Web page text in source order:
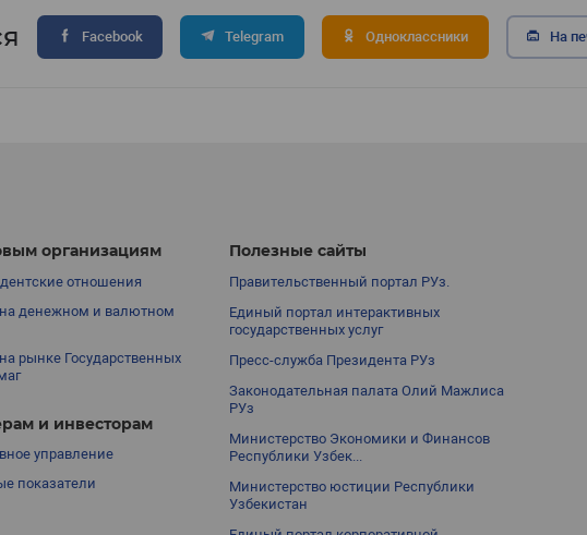
Facebook Telegram Одноклассники На
организациям
отношения
денежном и валютном
рынке Государственных
и инвесторам
управление
показатели
Полезные сайты
Правительственный портал РУз.
Единый портал интерактивных
государственных услуг
Пресс-служба Президента РУз
Законодательная палата Олий Мажлиса
РУз
Министерство Экономики и Финансов
Республики Узбек...
Министерство юстиции Республики
Узбекистан